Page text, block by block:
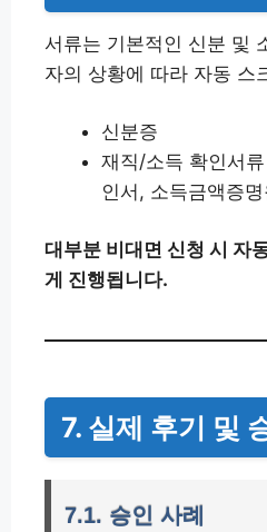
서류는 기본적인 신분 및
자의 상황에 따라 자동 스
신분증
재직/소득 확인서
인서, 소득금액증
대부분 비대면 신청 시 자
게 진행됩니다.
7. 실제 후기 및
7.1. 승인 사례